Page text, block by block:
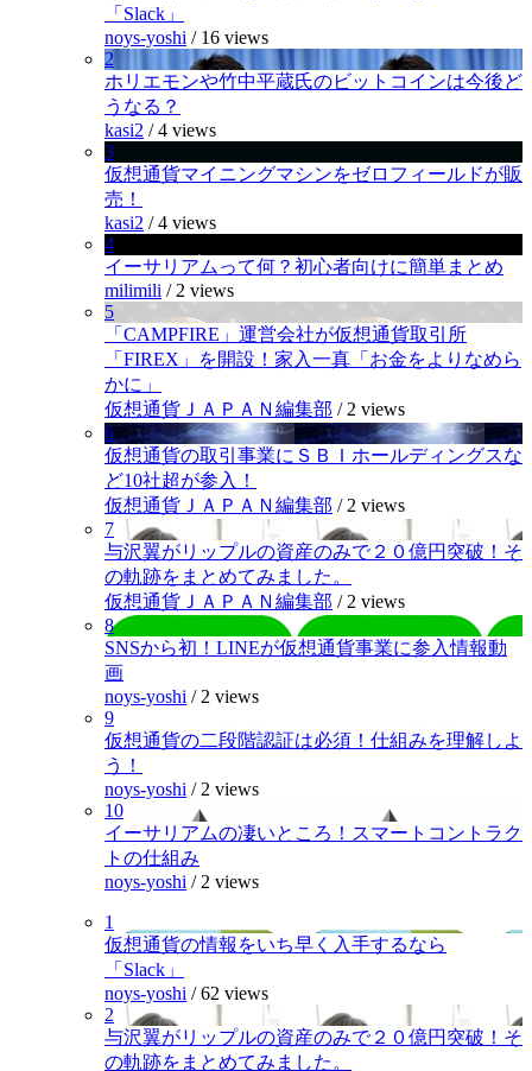
「Slack」
noys-yoshi / 16 views
2
ホリエモンや竹中平蔵氏のビットコインは今後ど
うなる？
kasi2 /4 views
3
仮想通貨マイニングマシンをゼロフィールドが販
売！
kasi2 /4 views
4
イーサリアムって何？初心者向けに簡単まとめ
milimili / 2 views
5
「CAMPFIRE」運営会社が仮想通貨取引所
「FIREX」を開設！家入一真「お金をよりなめら
かに」
仮想通貨ＪＡＰＡＮ編集部 / 2 views
6
仮想通貨の取引事業にＳＢＩホールディングスな
ど10社超が参入！
仮想通貨ＪＡＰＡＮ編集部 / 2 views
7
与沢翼がリップルの資産のみで２０億円突破！そ
の軌跡をまとめてみました。
仮想通貨ＪＡＰＡＮ編集部 / 2 views
8
SNSから初！LINEが仮想通貨事業に参入情報動
画
noys-yoshi / 2 views
9
仮想通貨の二段階認証は必須！仕組みを理解しよ
う！
noys-yoshi / 2 views
10
イーサリアムの凄いところ！スマートコントラク
トの仕組み
noys-yoshi / 2 views
1
仮想通貨の情報をいち早く入手するなら
「Slack」
noys-yoshi /62 views
2
与沢翼がリップルの資産のみで２０億円突破！そ
の軌跡をまとめてみました。